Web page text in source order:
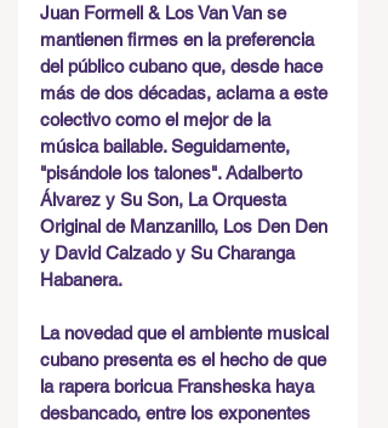
Juan Formell & Los Van Van se
mantienen firmes en la preferencia
del público cubano que, desde hace
más de dos décadas, aclama a este
colectivo como el mejor de la
música bailable. Seguidamente,
"pisándole los talones". Adalberto
Álvarez y Su Son, La Orquesta
Original de Manzanillo, Los Den Den
y David Calzado y Su Charanga
Habanera.
La novedad que el ambiente musical
cubano presenta es el hecho de que
la rapera boricua Fransheska haya
desbancado, entre los exponentes